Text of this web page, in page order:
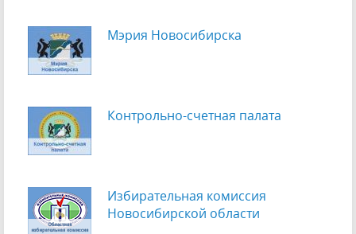
Мэрия Новосибирска
Контрольно-счетная палата
Избирательная комиссия
Новосибирской области